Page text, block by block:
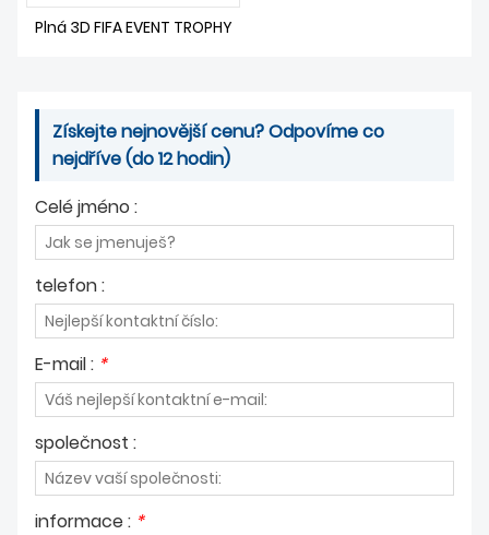
ZPRÁVY
Plná 3D FIFA EVENT TROPHY
Získejte nejnovější cenu? Odpovíme co
nejdříve (do 12 hodin)
Celé jméno :
telefon :
E-mail : *
společnost :
informace : *